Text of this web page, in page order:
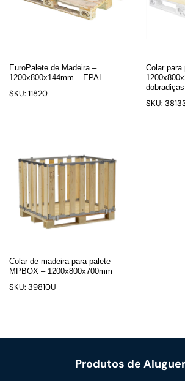
EuroPalete de Madeira –
1200x800x144mm – EPAL
SKU: 11820
Colar para
dobradiças
SKU:
Colar de madeira para palete
MPBOX – 1200x800x700mm
SKU: 39810U
Produtos de Aluguer